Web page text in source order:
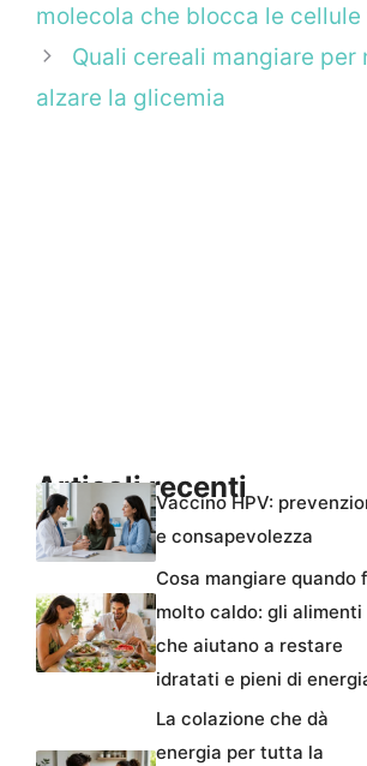
molecola che blocca le
Quali cereali mangiare per
alzare la glicemia
Articoli recenti
Vaccino HPV:
e consapevolezza
Cosa mangiare quando
molto caldo: gli alimenti
che aiutano a restare
idratati e pieni di
La colazione che dà
energia per tutta la